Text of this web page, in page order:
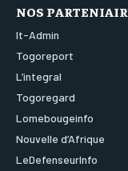
NOS
It-Admin
Togoreport
L’integral
Togoregard
Lomebougeinfo
Nouvelle d’Afrique
LeDefenseurInfo